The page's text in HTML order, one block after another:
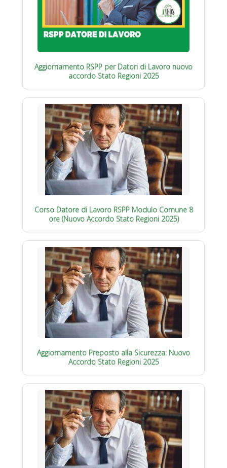
Aggiornamento RSPP per Datori di Lavoro nuovo
accordo Stato Regioni 2025
Corso Datore di Lavoro RSPP Modulo Comune 8
ore (Nuovo Accordo Stato Regioni 2025)
Aggiornamento Preposto alla Sicurezza: Nuovo
Accordo Stato Regioni 2025